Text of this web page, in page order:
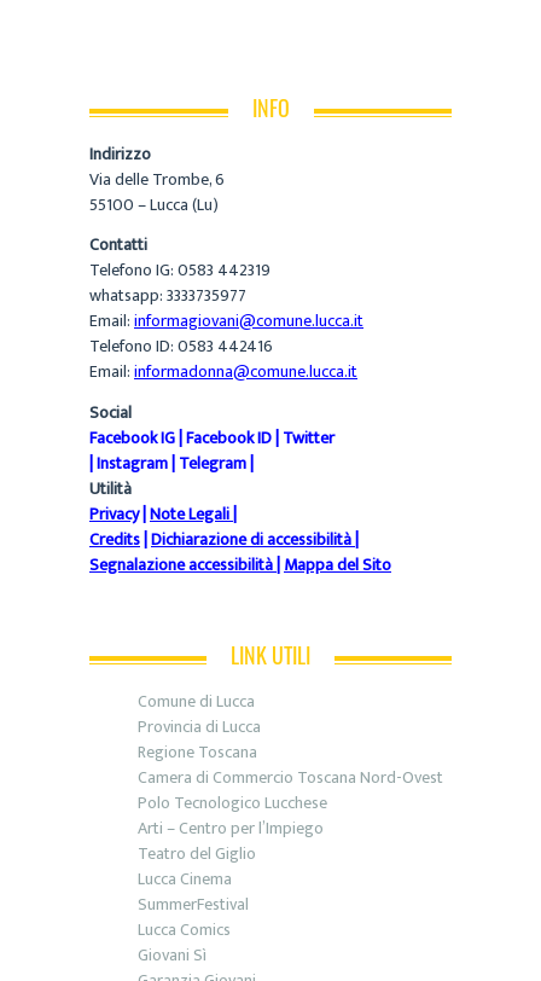
INFO
Indirizzo
Via delle Trombe, 6
55100 – Lucca (Lu)
Contatti
Telefono IG: 0583 442319
whatsapp: 3333735977
Email:informagiovani@comune.lucca.it
Telefono ID: 0583 442416
Email:informadonna@comune.lucca.it
Social
Facebook IG|Facebook ID|Twitter
|Instagram|Telegram|
Utilità
Privacy|Note Legali|
Credits|Dichiarazione di accessibilità|
Segnalazione accessibilità|Mappa del Sito
LINK UTILI
Comune di Lucca
Provincia di Lucca
Regione Toscana
Camera di Commercio Toscana Nord-Ovest
Polo Tecnologico Lucchese
Arti – Centro per l’Impiego
Teatro del Giglio
Lucca Cinema
SummerFestival
Lucca Comics
Giovani Sì